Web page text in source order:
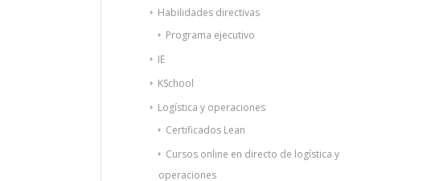
Habilidades directivas
Programa ejecutivo
IE
KSchool
Logística y operaciones
Certificados Lean
Cursos online en directo de logística y
operaciones